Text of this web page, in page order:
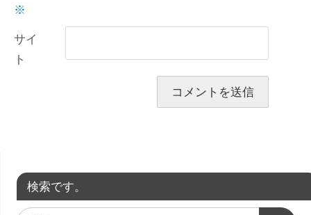
※
サイ
ト
検索です。